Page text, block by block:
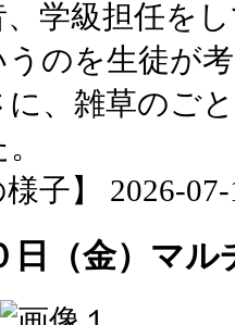
、学級担任を
うのを生徒が
に、雑草のご
様子】 2026-
日（金）マル